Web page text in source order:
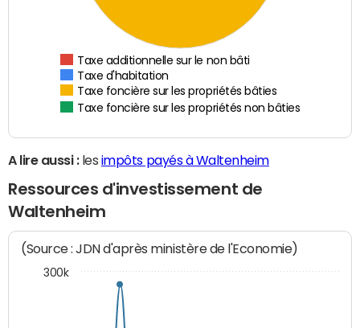
Taxe additionnelle sur le non bâti
Taxe d'habitation
Taxe foncière sur les propriétés bâties
Taxe foncière sur les propriétés non bâties
A lire aussi :les impôts payés à Waltenheim
Ressources d'investissement de
Waltenheim
(Source : JDN d'après ministère de l'Economie)
300k